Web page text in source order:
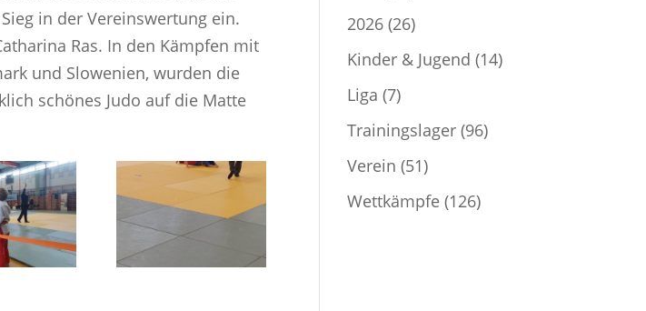
in der Vereinswertung ein.
Ras. In den Kämpfen mit
und Slowenien, wurden die
schönes Judo auf die Matte
2026 (26)
Kinder & Jugend (14)
Liga (7)
Trainingslager (96)
Verein (51)
Wettkämpfe (126)